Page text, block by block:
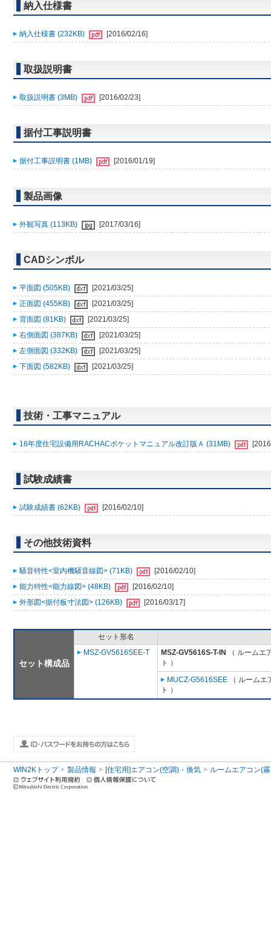
納入仕様書
納入仕様書 (232KB) [2016/02/16]
取扱説明書
取扱説明書 (3MB) [2016/02/23]
据付工事説明書
据付工事説明書 (1MB) [2016/01/19]
製品画像
外観写真 (113KB) [2017/03/16]
CADシンボル
平面図 (505KB)
[2021/03/25]
正面図 (455KB)
[2021/03/25]
背面図 (81KB)
[2021/03/25]
右側面図 (387KB)
[2021/03/25]
左側面図 (332KB)
[2021/03/25]
下面図 (582KB)
[2021/03/25]
技術・工事マニュアル
16年度住宅設備用RACHACポケットマニュアル改訂版Ａ (31MB)
試験成績書
試験成績書 (62KB) [2016/02/10]
その他技術資料
騒音特性<室内機騒音線図> (71KB)
[2016/02/10]
能力特性<能力線図> (48KB)
[2016/02/10]
外形図<据付板寸法図> (126KB)
[2016/03/17]
セット構成品
セット形名
MSZ-GV5616SEE-T
MSZ-GV5616S-T-IN
（ ルームエ
ト ）
MUCZ-G5616SEE （ ルーム
ト ）
WIN2Kトップ 製品情報 [住宅用]エアコン(空調)・換気 ルームエアコン(